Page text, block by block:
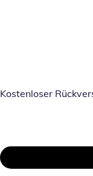
Kostenloser